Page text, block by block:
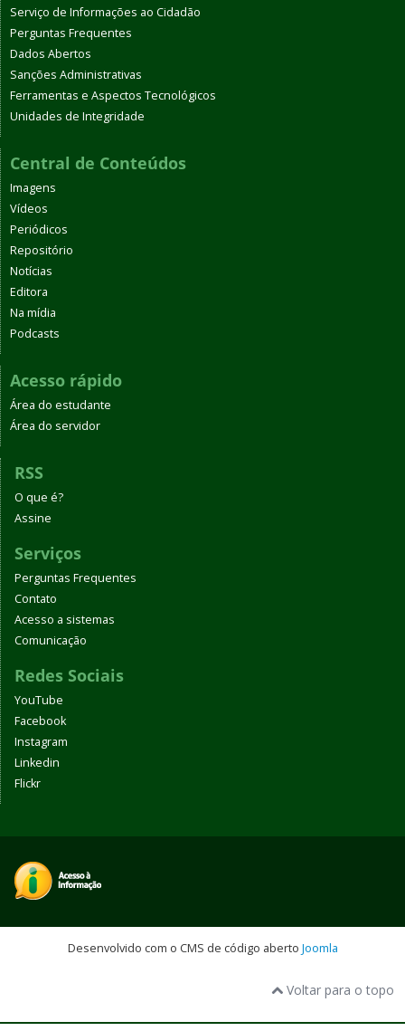
Serviço de Informações ao Cidadão
Perguntas Frequentes
Dados Abertos
Sanções Administrativas
Ferramentas e Aspectos Tecnológicos
Unidades de Integridade
Central de Conteúdos
Imagens
Vídeos
Periódicos
Repositório
Notícias
Editora
Na mídia
Podcasts
Acesso rápido
Área do estudante
Área do servidor
RSS
O que é?
Assine
Serviços
Perguntas Frequentes
Contato
Acesso a sistemas
Comunicação
Redes Sociais
YouTube
Facebook
Instagram
Linkedin
Flickr
Desenvolvido com o CMS de código aberto Joomla
Voltar para o topo